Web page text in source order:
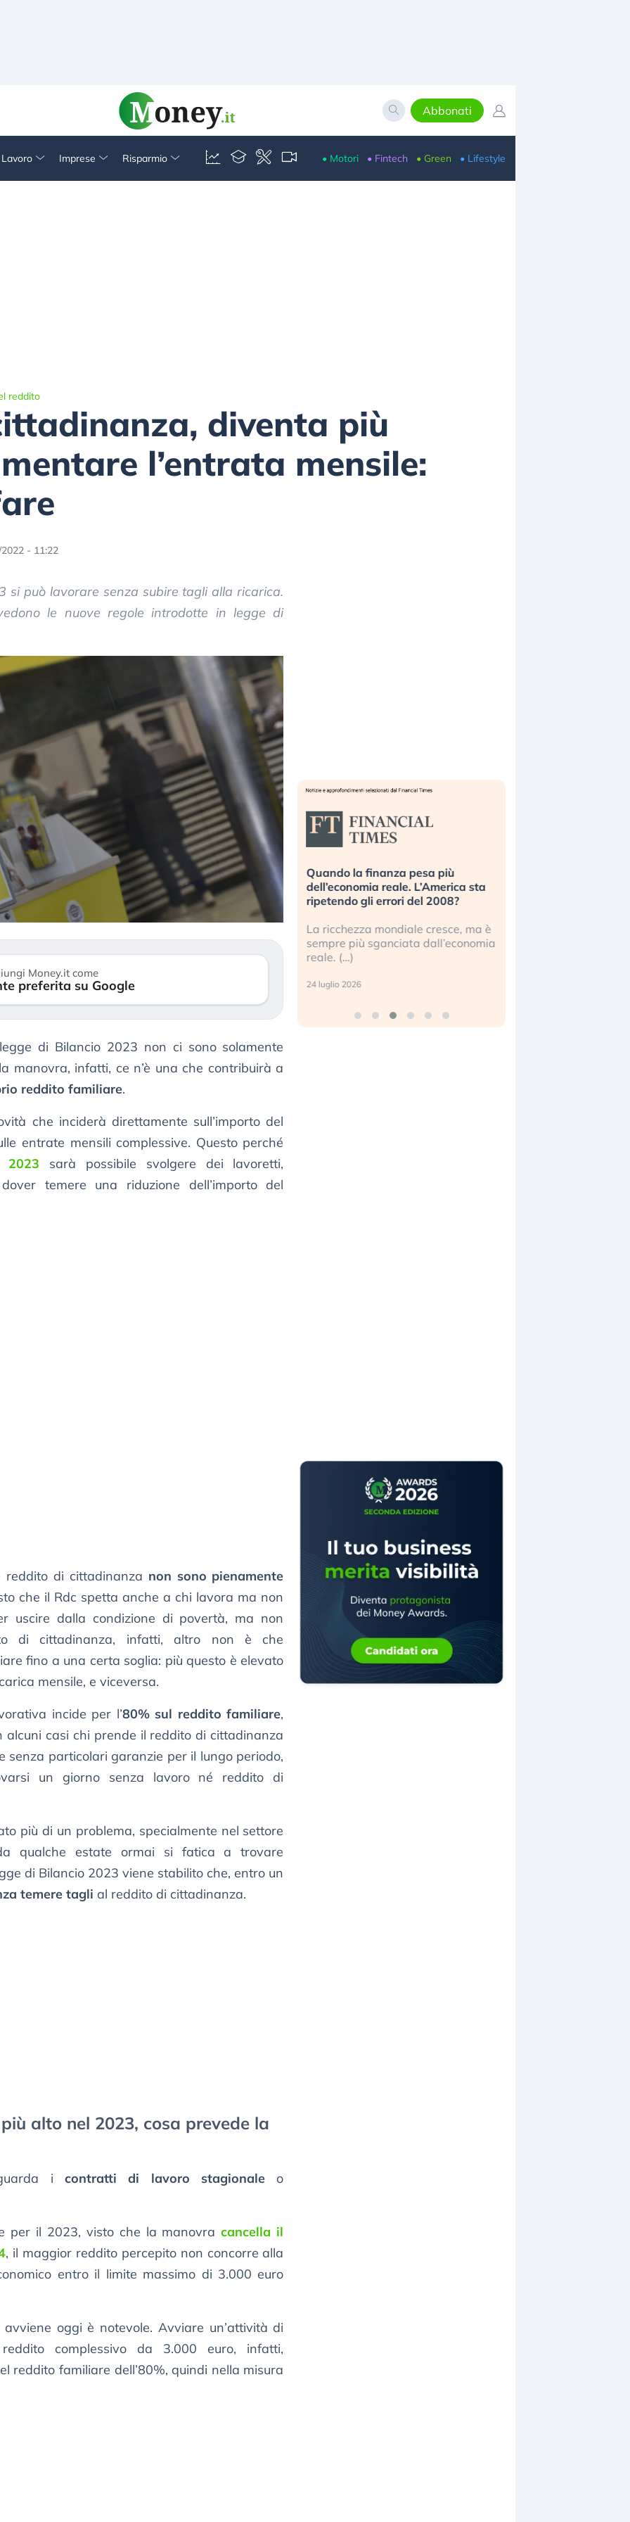
Abbonati
Imprese Risparmio • Motori • Fintech • Green • Lifestyle
reddito
diventa più
l’entrata mensile:
- 11:22
si può lavorare senza subire tagli alla ricarica.
le nuove regole introdotte in legge di
Money.it come
preferita su Google
di Bilancio 2023 non ci sono solamente
manovra, infatti, ce n’è una che contribuirà a
reddito familiare.
che inciderà direttamente sull’importo del
entrate mensili complessive. Questo perché
2023 sarà possibile svolgere dei lavoretti,
temere una riduzione dell’importo del
di cittadinanza non sono pienamente
che il Rdc spetta anche a chi lavora ma non
uscire dalla condizione di povertà, ma non
di cittadinanza, infatti, altro non è che
fino a una certa soglia: più questo è elevato
mensile, e viceversa.
incide per l’80% sul reddito familiare,
casi chi prende il reddito di cittadinanza
senza particolari garanzie per il lungo periodo,
un giorno senza lavoro né reddito di
più di un problema, specialmente nel settore
qualche estate ormai si fatica a trovare
di Bilancio 2023 viene stabilito che, entro un
temere tagli al reddito di cittadinanza.
alto nel 2023, cosa prevede la
icontratti di lavoro stagionale o
per il 2023, visto che la manovracancella il
, il maggior reddito percepito non concorre alla
entro il limite massimo di 3.000 euro
oggi è notevole. Avviare un’attività di
complessivo da 3.000 euro, infatti,
reddito familiare dell’80%, quindi nella misura
alla
il
«La mia vita è rovinata». Investitori
in preda al panico dopo lo scoppio
della bolla AI
Kospi, mentre gli investitori retail (…)
30 luglio 2026
Quando la finanza pesa più
dell’economia reale. L’America sta
ripetendo gli errori del 2008?
La ricchezza mondiale cresce, ma è
sempre più sganciata dall’economia
reale. (…)
24 luglio 2026